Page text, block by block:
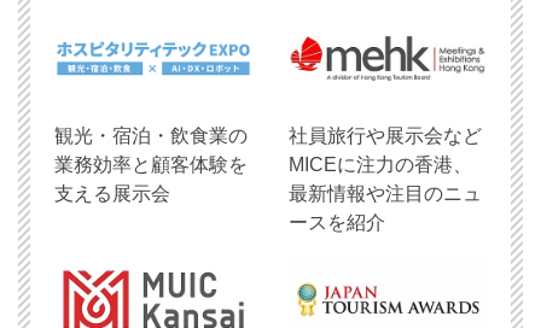
観光・宿泊・飲食業の
業務効率と顧客体験を
支える展示会
社員旅行や展示会など
MICEに注力の香港、
最新情報や注目のニュ
ースを紹介